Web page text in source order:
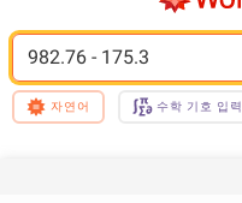
982.76 - 175.3
자연어 수학 기호 입력